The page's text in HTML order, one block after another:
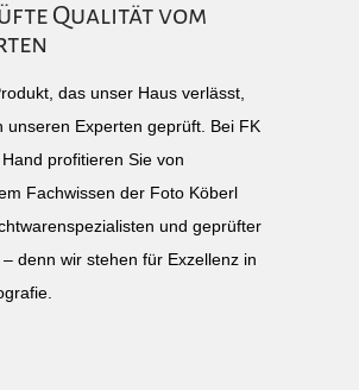
Qualität vom
das unser Haus verlässt,
unseren Experten geprüft. Bei FK
profitieren Sie von
Fachwissen der Foto Köberl
und geprüfter
denn wir stehen für Exzellenz in